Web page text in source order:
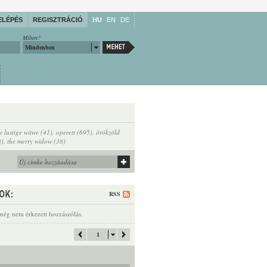
REGISZTRÁCIÓ HU EN DE
Miben?
Mindenben
lustige witwe (41), operett (695), örökzöld
, the merry widow (38)
RSS
nem érkezett hozzászólás.
1